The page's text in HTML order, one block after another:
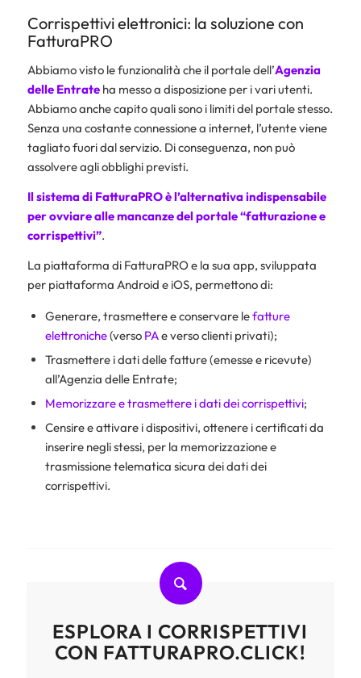
Corrispettivi elettronici: la soluzione con
FatturaPRO
Abbiamo visto le funzionalità che il portale dell’Agenzia
delle Entrateha messo a disposizione per i vari utenti.
Abbiamo anche capito quali sono i limiti del portale stesso.
Senza una costante connessione a internet, l’utente viene
tagliato fuori dal servizio. Di conseguenza, non può
assolvere agli obblighi previsti.
Il sistema di FatturaPROè l’alternativa indispensabile
per ovviare alle mancanze del portale “fatturazione e
corrispettivi”.
La piattaforma di FatturaPRO e la sua app, sviluppata
per piattaforma Android e iOS, permettono di:
Generare, trasmettere e conservare lefatture
elettroniche(verso PAe verso clienti privati);
Trasmettere i dati delle fatture (emesse e ricevute)
all’Agenzia delle Entrate;
Memorizzare e trasmettere i dati dei corrispettivi;
Censire e attivare i dispositivi, ottenere i certificati da
inserire negli stessi, per la memorizzazione e
trasmissione telematica sicura dei dati dei
corrispettivi.
ESPLORA I CORRISPETTIVI
CON FATTURAPRO.CLICK!